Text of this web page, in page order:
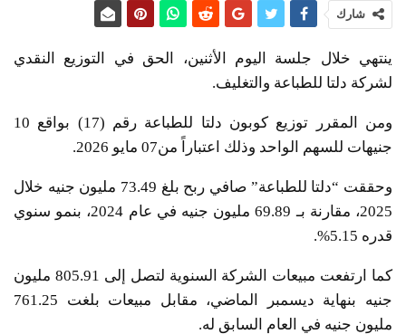
شارك
ينتهي خلال جلسة اليوم الأثنين، الحق في التوزيع النقدي
لشركة دلتا للطباعة والتغليف.
ومن المقرر توزيع كوبون دلتا للطباعة رقم (17) بواقع 10
جنيهات للسهم الواحد وذلك اعتباراً من07 مايو 2026.
وحققت “دلتا للطباعة” صافي ربح بلغ 73.49 مليون جنيه خلال
2025، مقارنة بـ 69.89 مليون جنيه في عام 2024، بنمو سنوي
قدره 5.15%.
كما ارتفعت مبيعات الشركة السنوية لتصل إلى 805.91 مليون
جنيه بنهاية ديسمبر الماضي، مقابل مبيعات بلغت 761.25
مليون جنيه في العام السابق له.